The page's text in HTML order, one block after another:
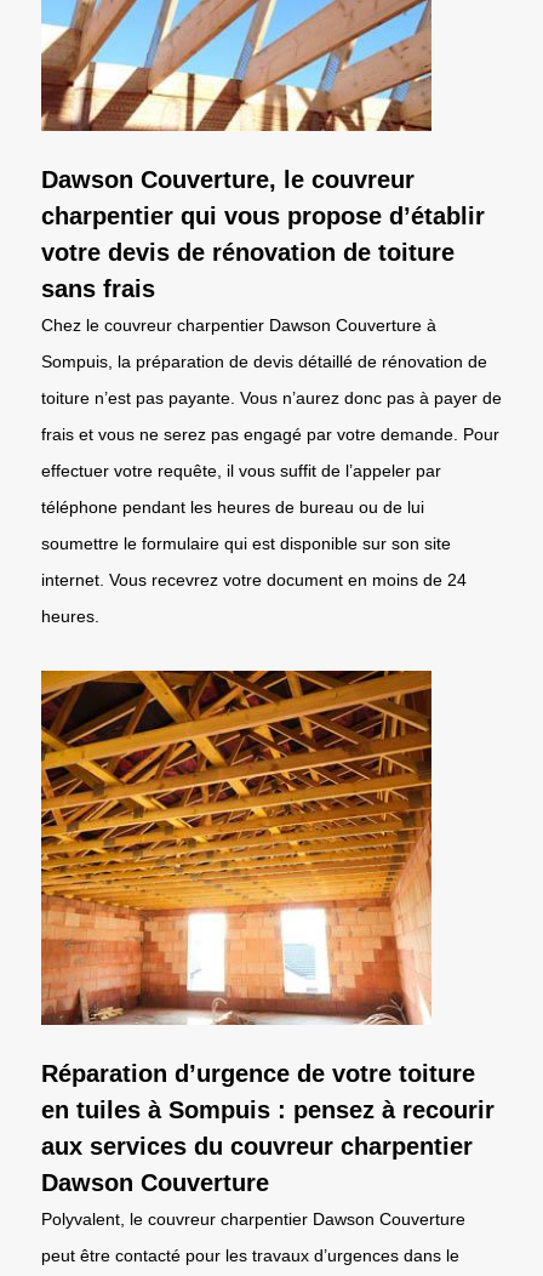
Dawson Couverture, le couvreur
charpentier qui vous propose d’établir
votre devis de rénovation de toiture
sans frais
Chez le couvreur charpentier Dawson Couverture à
Sompuis, la préparation de devis détaillé de rénovation de
toiture n’est pas payante. Vous n’aurez donc pas à payer de
frais et vous ne serez pas engagé par votre demande. Pour
effectuer votre requête, il vous suffit de l’appeler par
téléphone pendant les heures de bureau ou de lui
soumettre le formulaire qui est disponible sur son site
internet. Vous recevrez votre document en moins de 24
heures.
Réparation d’urgence de votre toiture
en tuiles à Sompuis : pensez à recourir
aux services du couvreur charpentier
Dawson Couverture
Polyvalent, le couvreur charpentier Dawson Couverture
peut être contacté pour les travaux d’urgences dans le